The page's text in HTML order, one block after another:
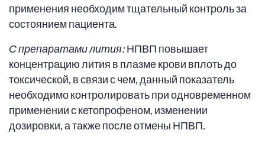
применения необходим тщательный контроль за
состоянием пациента.
С препаратами лития:НПВП повышает
концентрацию лития в плазме крови вплоть до
токсической, в связи с чем, данный показатель
необходимо контролировать при одновременном
применении с кетопрофеном, изменении
дозировки, а также после отмены НПВП.